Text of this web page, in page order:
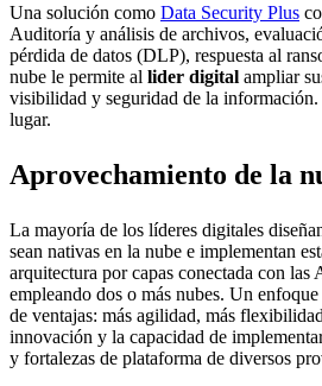
Una solución como Data Security Plus
Auditoría y análisis de archivos,
pérdida de datos (DLP), respuesta al
nube le permite al lider digital ampliar
visibilidad y seguridad de la
lugar.
Aprovechamiento de la
La mayoría de los líderes digitales
sean nativas en la nube e implementan
arquitectura por capas conectada con las
empleando dos o más nubes. Un
de ventajas: más agilidad, más
innovación y la capacidad de
y fortalezas de plataforma de diversos